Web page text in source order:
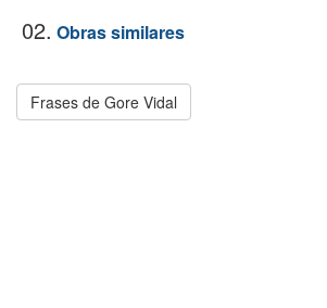
02. Obras similares
Frases de Gore Vidal